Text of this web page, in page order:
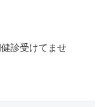
診受けてませ